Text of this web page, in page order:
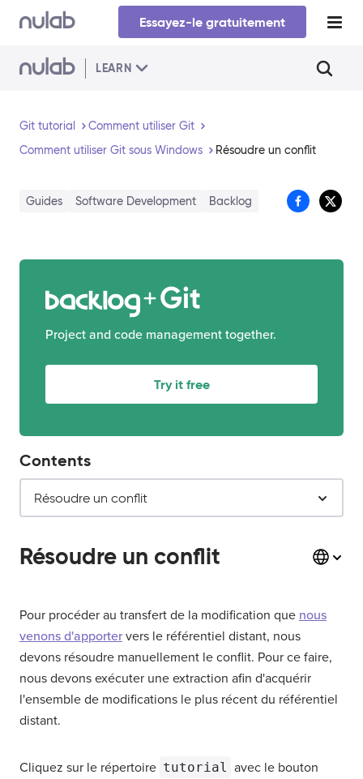
Skip to main content
Essayez-le gratuitement
LEARN
Git tutorial
Comment utiliser Git
Comment utiliser Git sous Windows
Résoudre un conflit
Guides Software Development Backlog
Git
Project and code management together.
Try it free
Résoudre un conflit
Pour procéder au transfert de la modification que nous
venons d'apporter vers le référentiel distant, nous
devons résoudre manuellement le conflit. Pour ce faire,
nous devons exécuter une extraction afin d'acquérir
l'ensemble de modifications le plus récent du référentiel
distant.
Cliquez sur le répertoire tutorial avec le bouton
Contents
Résoudre un conflit